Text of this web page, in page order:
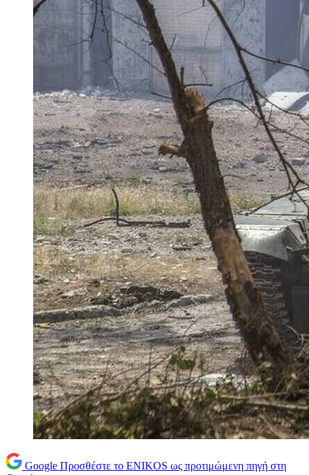
Google Προσθέστε το ENIKOS ως προτιμώμενη πηγή στη